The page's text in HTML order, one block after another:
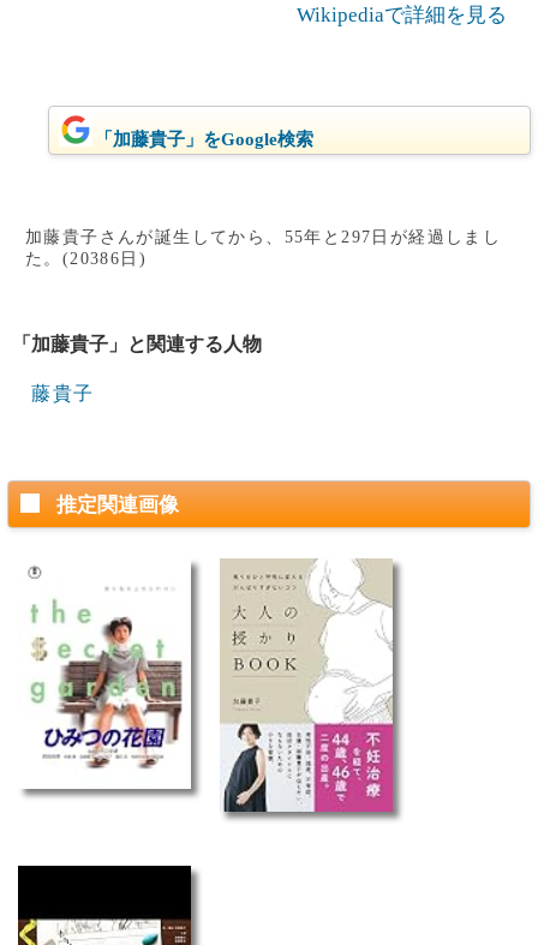
Wikipediaで詳細を見る
「加藤貴子」をGoogle検索
加藤貴子さんが誕生してから、55年と297日が経過しまし
た。(20386日)
「加藤貴子」と関連する人物
藤貴子
推定関連画像